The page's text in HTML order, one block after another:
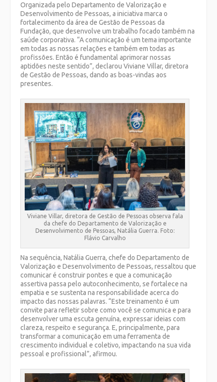
Organizada pelo Departamento de Valorização e
Desenvolvimento de Pessoas, a iniciativa marca o
fortalecimento da área de Gestão de Pessoas da
Fundação, que desenvolve um trabalho focado também na
saúde corporativa. “A comunicação é um tema importante
em todas as nossas relações e também em todas as
profissões. Então é fundamental aprimorar nossas
aptidões neste sentido”, declarou Viviane Villar, diretora
de Gestão de Pessoas, dando as boas-vindas aos
presentes.
Viviane Villar, diretora de Gestão de Pessoas observa fala
da chefe do Departamento de Valorização e
Desenvolvimento de Pessoas, Natália Guerra. Foto:
Flávio Carvalho
Na sequência, Natália Guerra, chefe do Departamento de
Valorização e Desenvolvimento de Pessoas, ressaltou que
comunicar é construir pontes e que a comunicação
assertiva passa pelo autoconhecimento, se fortalece na
empatia e se sustenta na responsabilidade acerca do
impacto das nossas palavras. “Este treinamento é um
convite para refletir sobre como você se comunica e para
desenvolver uma escuta genuína, expressar ideias com
clareza, respeito e segurança. E, principalmente, para
transformar a comunicação em uma ferramenta de
crescimento individual e coletivo, impactando na sua vida
pessoal e profissional”, afirmou.